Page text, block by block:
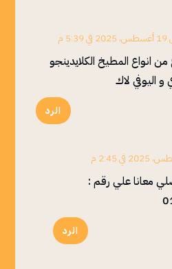
م
انواع المطيخ الكلايدينجو
و اليوفي لاك
الرد
معانا علي رقم :
الرد